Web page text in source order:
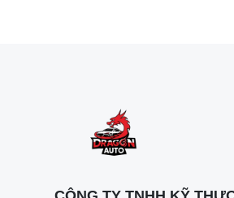
tình hình tai nạn giao thông